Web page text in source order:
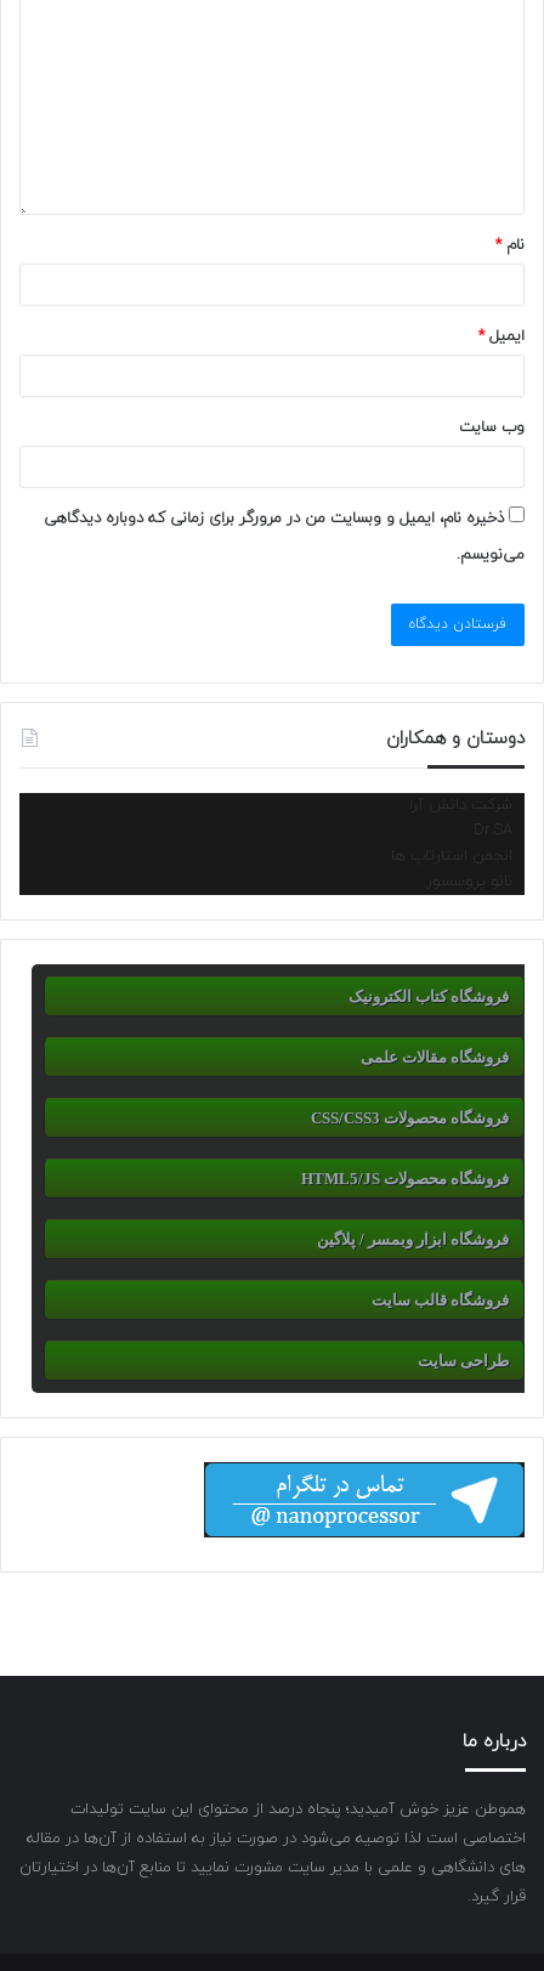
نام*
ایمیل*
وب‌ سایت
ذخیره نام، ایمیل و وبسایت من در مرورگر برای زمانی که دوباره دیدگاهی
می‌نویسم.
دوستان و همکاران
شرکت دانش آرا
انجمن استارتاپ ها
نانو پروسسور
فروشگاه کتاب الکترونیک
فروشگاه مقالات علمی
فروشگاه محصولات CSS/CSS3
فروشگاه محصولات HTML5/JS
فروشگاه ابزار وبمسر / پلاگین
فروشگاه قالب سایت
طراحی سایت
درباره ما
هموطن عزیز خوش آمیدید؛ پنجاه درصد از محتوای این سایت تولیدات
اختصاصی است لذا توصیه می‌شود در صورت نیاز به استفاده از آن‌ها در مقاله
های دانشگاهی و علمی با مدیر سایت مشورت نمایید تا منابع آن‌ها در اختیارتان
قرار گیرد.